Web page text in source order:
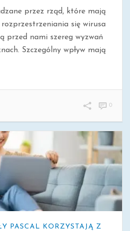
przez rząd, które mają
się wirusa
przed nami szereg wyzwań
Szczególny wpływ mają
0
PASCAL KORZYSTAJĄ Z